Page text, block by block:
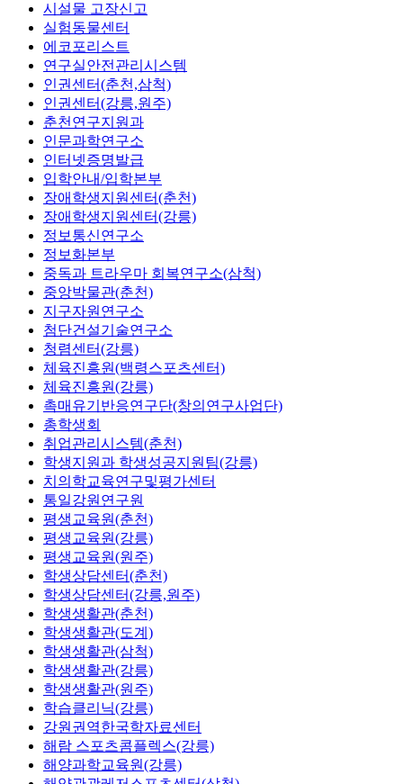
시설물 고장신고
실험동물센터
에코포리스트
연구실안전관리시스템
인권센터(춘천,삼척)
인권센터(강릉,원주)
춘천연구지원과
인문과학연구소
인터넷증명발급
입학안내/입학본부
장애학생지원센터(춘천)
장애학생지원센터(강릉)
정보통신연구소
정보화본부
중독과 트라우마 회복연구소(삼척)
중앙박물관(춘천)
지구자원연구소
첨단건설기술연구소
청렴센터(강릉)
체육진흥원(백령스포츠센터)
체육진흥원(강릉)
촉매유기반응연구단(창의연구사업단)
총학생회
취업관리시스템(춘천)
학생지원과 학생성공지원팀(강릉)
치의학교육연구및평가센터
통일강원연구원
평생교육원(춘천)
평생교육원(강릉)
평생교육원(원주)
학생상담센터(춘천)
학생상담센터(강릉,원주)
학생생활관(춘천)
학생생활관(도계)
학생생활관(삼척)
학생생활관(강릉)
학생생활관(원주)
학습클리닉(강릉)
강원권역한국학자료센터
해람 스포츠콤플렉스(강릉)
해양과학교육원(강릉)